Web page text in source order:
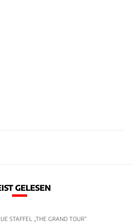
GELESEN
STAFFEL „THE GRAND TOUR“